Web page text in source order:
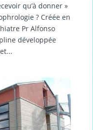
qu’à donner »
? Créée en
Pr Alfonso
développée